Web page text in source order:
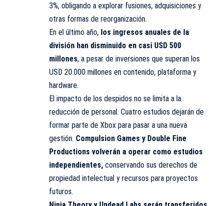
3%, obligando a explorar fusiones, adquisiciones y
otras formas de reorganización.
En el último año, los ingresos anuales de la
división han disminuido en casi USD 500
millones, a pesar de inversiones que superan los
USD 20.000 millones en contenido, plataforma y
hardware.
El impacto de los despidos no se limita a la
reducción de personal. Cuatro estudios dejarán de
formar parte de Xbox para pasar a una nueva
gestión. Compulsion Games y Double Fine
Productions volverán a operar como estudios
independientes, conservando sus derechos de
propiedad intelectual y recursos para proyectos
futuros.